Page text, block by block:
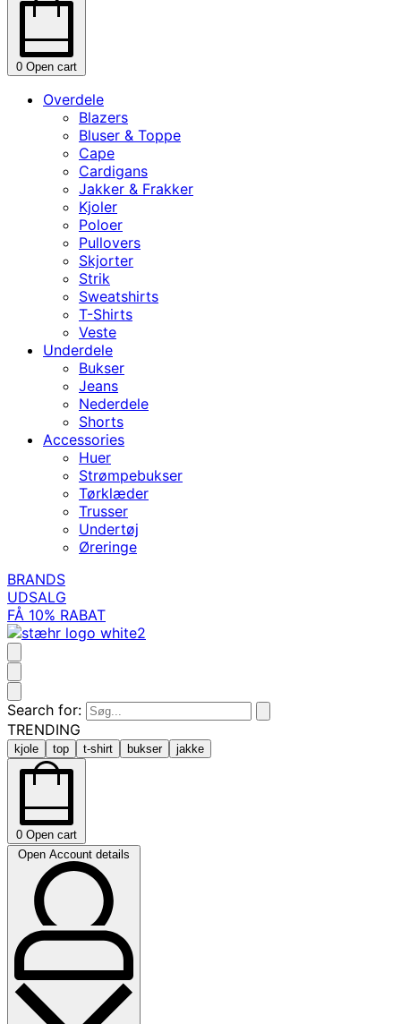
0 Open cart
Overdele
Blazers
Bluser & Toppe
Cape
Cardigans
Jakker & Frakker
Kjoler
Poloer
Pullovers
Skjorter
Strik
Sweatshirts
T-Shirts
Veste
Underdele
Bukser
Jeans
Nederdele
Shorts
Accessories
Huer
Strømpebukser
Tørklæder
Trusser
Undertøj
Øreringe
BRANDS
UDSALG
FÅ 10% RABAT
Search for:
TRENDING
kjole top t-shirt bukser jakke
0 Open cart
Open Account details